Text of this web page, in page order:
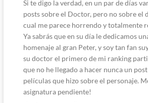
Si te digo la verdad, en un par de días
posts sobre el Doctor, pero no sobre el
cual me parece horrendo y totalmente
Ya sabrás que en su día le dedicamos
homenaje al gran Peter, y soy tan fan
su doctor el primero de mi ranking
que no he llegado a hacer nunca un
películas que hizo sobre el personaje.
asignatura pendiente!